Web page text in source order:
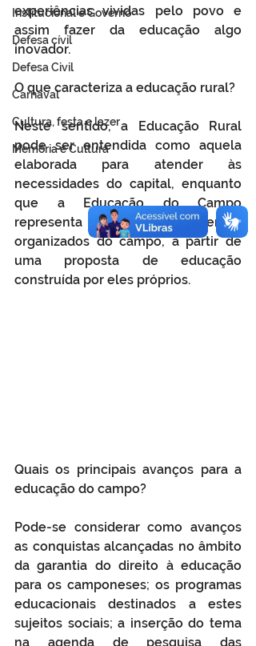
Institucional e Governo
Defesa cívil
Defesa Civil
Carnaval
Cultura, festa e lazer
Memória e Cultura
experiências vividas pelo povo e
assim fazer da educação algo
inovador.
O que caracteriza a educação rural?
Neste sentido, a Educação Rural
pode ser entendida como aquela
elaborada para atender às
necessidades do capital, enquanto
que a Educação do Campo
representa os movimentos
organizados do campo, a partir de
uma proposta de educação
construída por eles próprios.
Quais os principais avanços para a
educação do campo?
Pode-se considerar como avanços
as conquistas alcançadas no âmbito
da garantia do direito à educação
para os camponeses; os programas
educacionais destinados a estes
sujeitos sociais; a inserção do tema
na agenda de pesquisa das